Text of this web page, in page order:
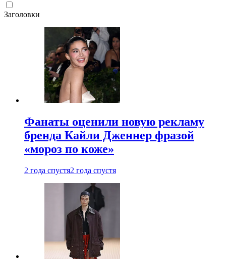
Заголовки
Фанаты оценили новую рекламу
бренда Кайли Дженнер фразой
«мороз по коже»
2 года спустя2 года спустя